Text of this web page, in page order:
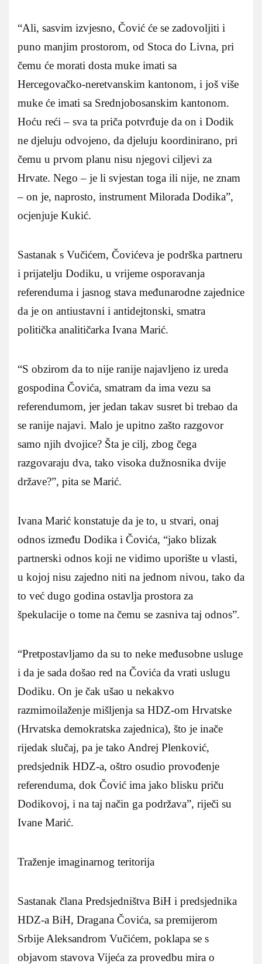
“Ali, sasvim izvjesno, Čović će se zadovoljiti i
puno manjim prostorom, od Stoca do Livna, pri
čemu će morati dosta muke imati sa
Hercegovačko-neretvanskim kantonom, i još više
muke će imati sa Srednjobosanskim kantonom.
Hoću reći – sva ta priča potvrđuje da on i Dodik
ne djeluju odvojeno, da djeluju koordinirano, pri
čemu u prvom planu nisu njegovi ciljevi za
Hrvate. Nego – je li svjestan toga ili nije, ne znam
– on je, naprosto, instrument Milorada Dodika”,
ocjenjuje Kukić.
Sastanak s Vučićem, Čovićeva je podrška partneru
i prijatelju Dodiku, u vrijeme osporavanja
referenduma i jasnog stava međunarodne zajednice
da je on antiustavni i antidejtonski, smatra
politička analitičarka Ivana Marić.
“S obzirom da to nije ranije najavljeno iz ureda
gospodina Čovića, smatram da ima vezu sa
referendumom, jer jedan takav susret bi trebao da
se ranije najavi. Malo je upitno zašto razgovor
samo njih dvojice? Šta je cilj, zbog čega
razgovaraju dva, tako visoka dužnosnika dvije
države?”, pita se Marić.
Ivana Marić konstatuje da je to, u stvari, onaj
odnos između Dodika i Čovića, “jako blizak
partnerski odnos koji ne vidimo uporište u vlasti,
u kojoj nisu zajedno niti na jednom nivou, tako da
to već dugo godina ostavlja prostora za
špekulacije o tome na čemu se zasniva taj odnos”.
“Pretpostavljamo da su to neke međusobne usluge
i da je sada došao red na Čovića da vrati uslugu
Dodiku. On je čak ušao u nekakvo
razmimoilaženje mišljenja sa HDZ-om Hrvatske
(Hrvatska demokratska zajednica), što je inače
rijedak slučaj, pa je tako Andrej Plenković,
predsjednik HDZ-a, oštro osudio provođenje
referenduma, dok Čović ima jako blisku priču
Dodikovoj, i na taj način ga podržava”, riječi su
Ivane Marić.
Traženje imaginarnog teritorija
Sastanak člana Predsjedništva BiH i predsjednika
HDZ-a BiH, Dragana Čovića, sa premijerom
Srbije Aleksandrom Vučićem, poklapa se s
objavom stavova Vijeća za provedbu mira o